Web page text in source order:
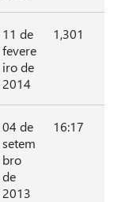
11 de
fevere
iro de
2014
1,301
04 de
setem
bro
de
2013
16:17